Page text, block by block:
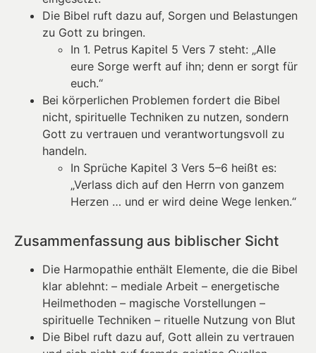
Die Bibel ruft dazu auf, Sorgen und Belastungen
zu Gott zu bringen.
In 1. Petrus Kapitel 5 Vers 7 steht: „Alle
eure Sorge werft auf ihn; denn er sorgt für
euch.“
Bei körperlichen Problemen fordert die Bibel
nicht, spirituelle Techniken zu nutzen, sondern
Gott zu vertrauen und verantwortungsvoll zu
handeln.
In Sprüche Kapitel 3 Vers 5–6 heißt es:
„Verlass dich auf den Herrn von ganzem
Herzen … und er wird deine Wege lenken.“
Zusammenfassung aus biblischer Sicht
Die Harmopathie enthält Elemente, die die Bibel
klar ablehnt: – mediale Arbeit – energetische
Heilmethoden – magische Vorstellungen –
spirituelle Techniken – rituelle Nutzung von Blut
Die Bibel ruft dazu auf, Gott allein zu vertrauen